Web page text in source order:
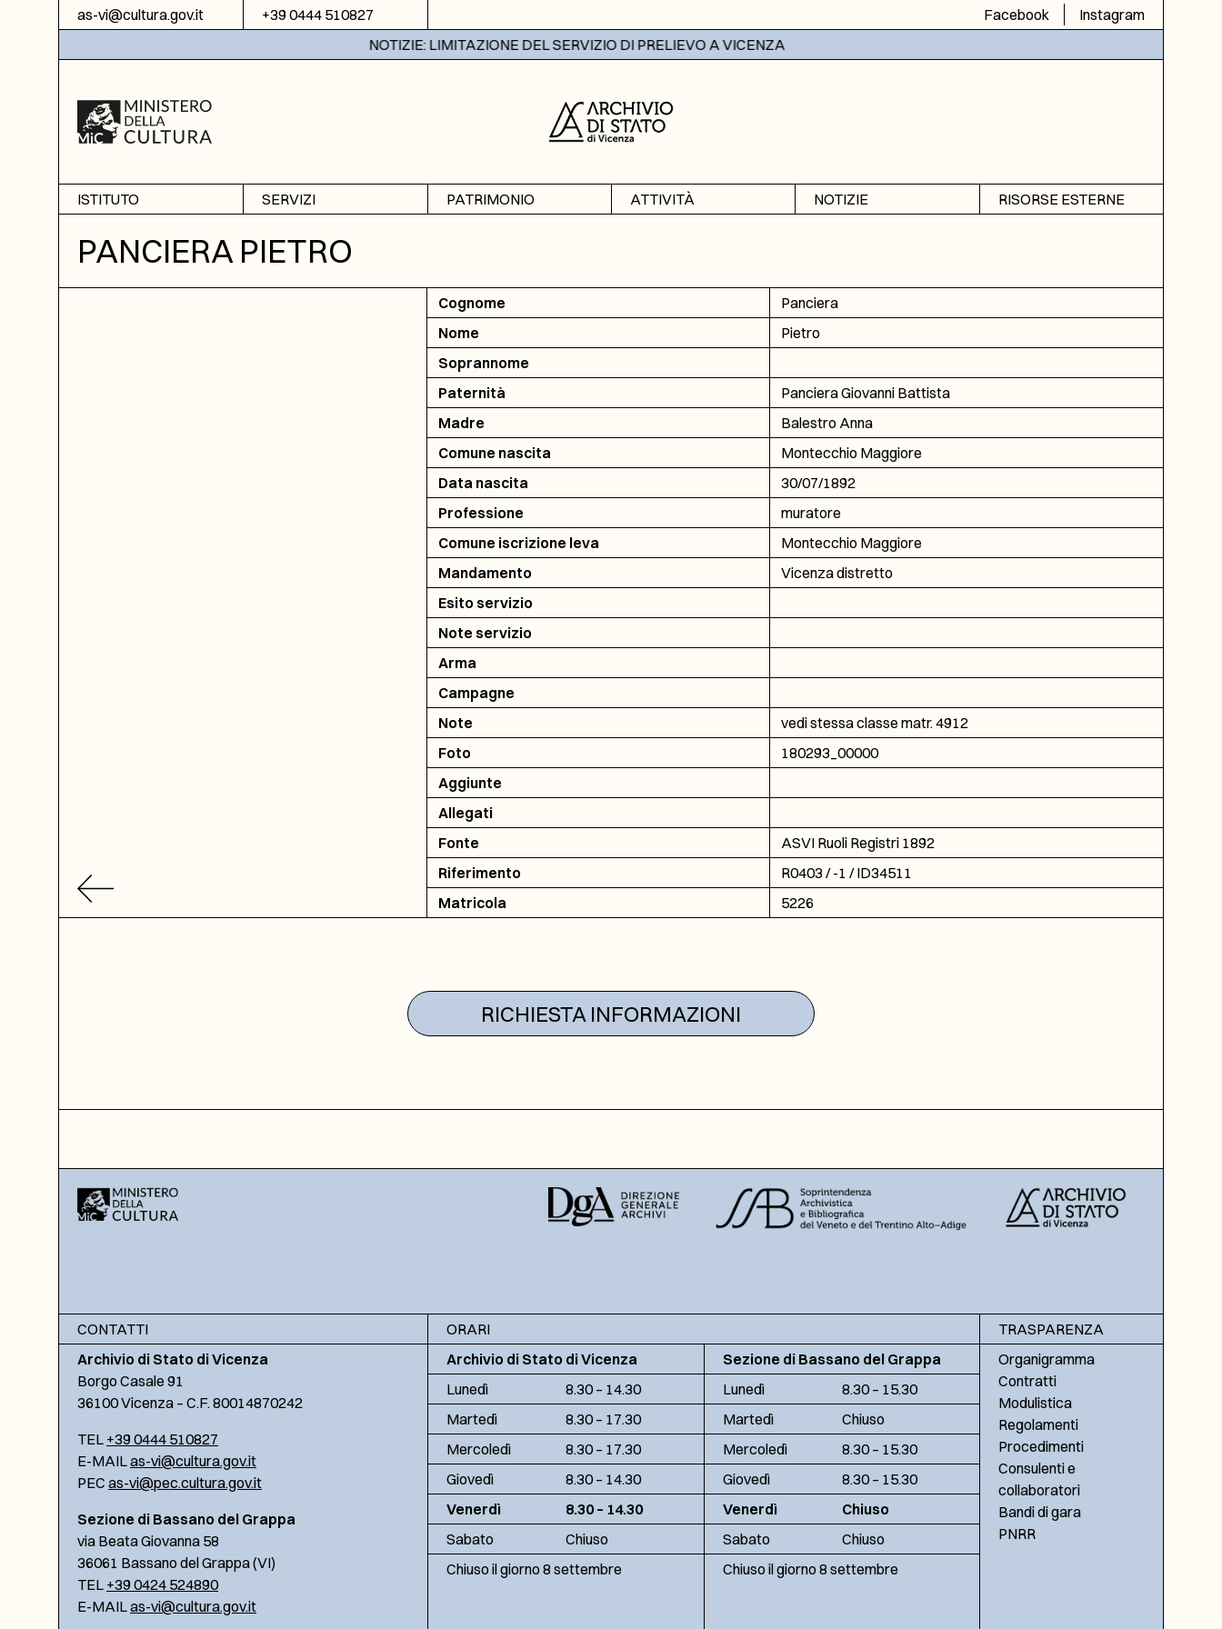
Vai al contenuto
as-vi@cultura.gov.it +39 0444 510827 Facebook
Instagram
NOTIZIE: LIMITAZIONE DEL SERVIZIO DI PRELIEVO A VICENZA
ISTITUTO
Informazioni
Sezione di Bassano del
SERVIZI
Ricerche
Fotoriproduzione
PATRIMONIO
ATTIVITÀ
NOTIZIE
RISORSE ESTERNE
DGA
ICAR
PANCIERA PIETRO
Cognome
Panciera
Nome
Pietro
Soprannome
Paternità
Panciera Giovanni Battista
Madre
Balestro Anna
Comune nascita
Montecchio Maggiore
Data nascita
30/07/1892
Professione
muratore
Comune iscrizione leva
Montecchio Maggiore
Mandamento
Vicenza distretto
Esito servizio
Note servizio
Arma
Campagne
Note
vedi stessa classe matr. 4912
Foto
180293_00000
Aggiunte
Allegati
Fonte
ASVI Ruoli Registri 1892
Riferimento
R0403 / -1 / ID34511
Matricola
5226
RICHIESTA INFORMAZIONI
CONTATTI
Archivio di Stato di Vicenza
Borgo Casale 91
36100 Vicenza – C.F. 80014870242
TEL +39 0444 510827
E-MAILas-vi@cultura.gov.it
PEC as-vi@pec.cultura.gov.it
Sezione di Bassano del Grappa
via Beata Giovanna 58
36061 Bassano del Grappa (VI)
TEL +39 0424 524890
E-MAILas-vi@cultura.gov.it
ORARI
Archivio di Stato di Vicenza
Lunedì
8.30 – 14.30
Martedì
8.30 – 17.30
Mercoledì
8.30 – 17.30
Giovedì
8.30 – 14.30
Venerdì
8.30 – 14.30
Sabato
Chiuso
Chiuso il giorno 8 settembre
Sezione di Bassano del Grappa
Lunedì
8.30 – 15.30
Martedì
Chiuso
Mercoledì
8.30 – 15.30
Giovedì
8.30 – 15.30
Venerdì
Chiuso
Sabato
Chiuso
Chiuso il giorno 8 settembre
TRASPARENZA
Organigramma
Contratti
Modulistica
Regolamenti
Procedimenti
Consulenti e
collaboratori
Bandi di gara
PNRR